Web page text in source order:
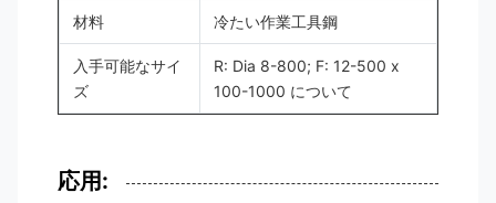
材料 冷たい作業工具鋼
入手可能なサイ
ズ
R: Dia 8-800; F: 12-500 x
100-1000 について
応用: